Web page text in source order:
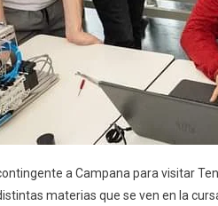
a Campana para visitar
materias que se ven en la